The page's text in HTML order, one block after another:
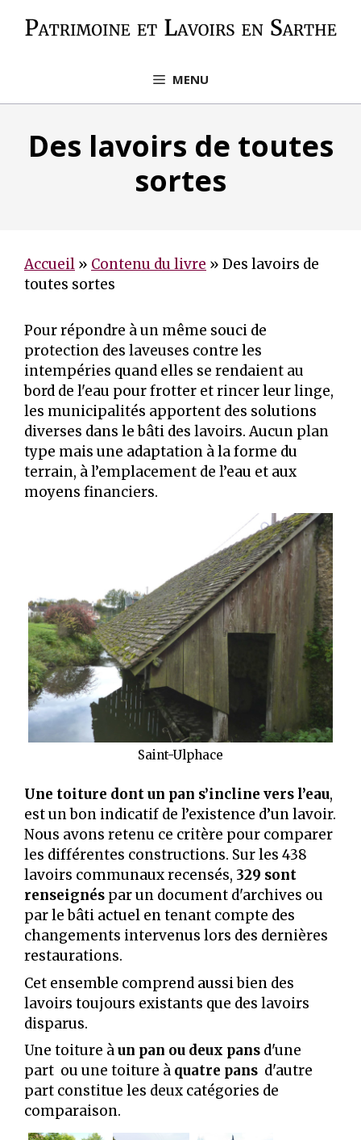
MENU
Des lavoirs de toutes
sortes
Accueil » Contenu du livre » Des lavoirs de
toutes sortes
Pour répondre à un même souci de
protection des laveuses contre les
intempéries quand elles se rendaient au
bord de l'eau pour frotter et rincer leur linge,
les municipalités apportent des solutions
diverses dans le bâti des lavoirs. Aucun plan
type mais une adaptation à la forme du
terrain, à l’emplacement de l’eau et aux
moyens financiers.
Saint-Ulphace
Une toiture dont un pan s’incline vers l’eau,
est un bon indicatif de l’existence d’un lavoir.
Nous avons retenu ce critère pour comparer
les différentes constructions. Sur les 438
lavoirs communaux recensés, 329 sont
renseignés par un document d'archives ou
par le bâti actuel en tenant compte des
changements intervenus lors des dernières
restaurations.
Cet ensemble comprend aussi bien des
lavoirs toujours existants que des lavoirs
disparus.
Une toiture àun pan ou deux pans d'une
part ou une toiture à quatre pans d'autre
part constitue les deux catégories de
comparaison.